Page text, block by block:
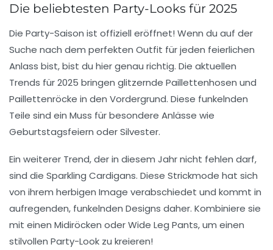
Die beliebtesten Party-Looks für 2025
Die Party-Saison ist offiziell eröffnet! Wenn du auf der
Suche nach dem perfekten Outfit für jeden feierlichen
Anlass bist, bist du hier genau richtig. Die aktuellen
Trends für 2025 bringen glitzernde Paillettenhosen und
Paillettenröcke in den Vordergrund. Diese funkelnden
Teile sind ein Muss für besondere Anlässe wie
Geburtstagsfeiern oderSilvester.
Ein weiterer Trend, der in diesem Jahr nicht fehlen darf,
sind die Sparkling Cardigans. Diese Strickmode hat sich
von ihrem herbigen Image verabschiedet und kommt in
aufregenden, funkelnden Designs daher. Kombiniere sie
mit einen Midiröcken oderWide Leg Pants, um einen
stilvollen Party-Look zu kreieren!